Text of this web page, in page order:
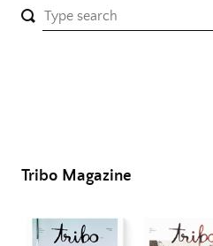
Tribo Magazine